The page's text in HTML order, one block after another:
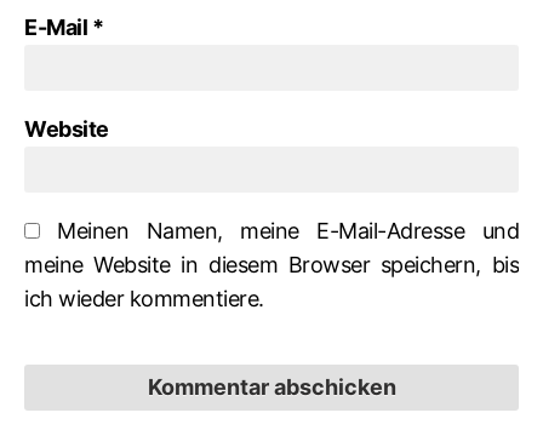
E-Mail *
Website
Meinen Namen, meine E-Mail-Adresse und
meine Website in diesem Browser speichern, bis
ich wieder kommentiere.